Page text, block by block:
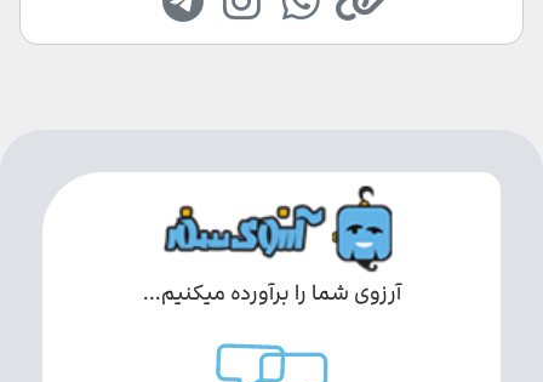
آرزوی شما را برآورده میکنیم...